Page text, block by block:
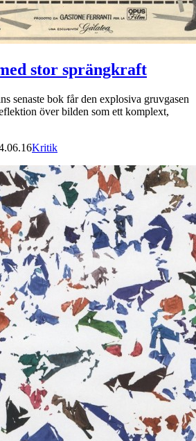
stor sprängkraft
senaste bok får den explosiva gruvgasen
över bilden som ett komplext,
Kritik